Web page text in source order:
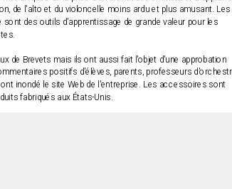
de l'alto et du violoncelle moins ardu et plus amusant. Les
des outils d'apprentissage de grande valeur pour les
de Brevets mais ils ont aussi fait l'objet d'une approbation
positifs d'élèves, parents, professeurs
inondé le site Web de l'entreprise. Les accessoires sont
fabriqués aux États-Unis.